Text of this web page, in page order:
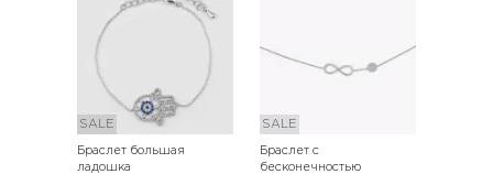
SALE
Браслет большая
ладошка
SALE
Браслет с
бесконечностью